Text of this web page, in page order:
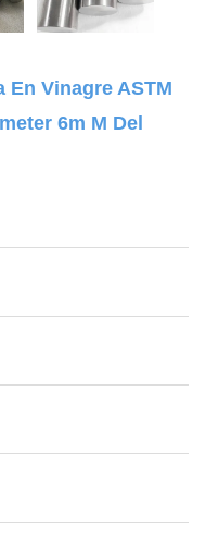
En Vinagre ASTM
6m M Del